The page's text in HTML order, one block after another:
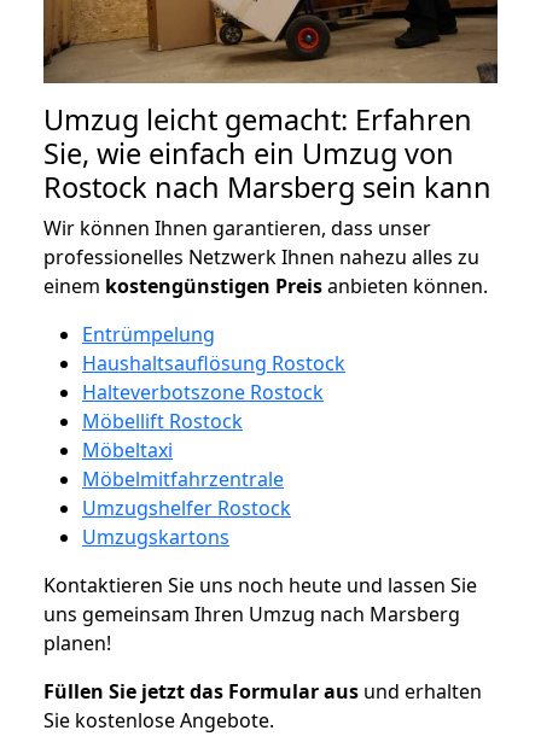
Umzug leicht gemacht: Erfahren
Sie, wie einfach ein Umzug von
Rostock nach Marsberg sein kann
Wir können Ihnen garantieren, dass unser
professionelles Netzwerk Ihnen nahezu alles zu
einem kostengünstigen Preisanbieten können.
Entrümpelung
Haushaltsauflösung Rostock
Halteverbotszone Rostock
Möbellift Rostock
Möbeltaxi
Möbelmitfahrzentrale
Umzugshelfer Rostock
Umzugskartons
Kontaktieren Sie uns noch heute und lassen Sie
uns gemeinsam Ihren Umzug nach Marsberg
planen!
Füllen Sie jetzt das Formular aus und erhalten
Sie kostenlose Angebote.